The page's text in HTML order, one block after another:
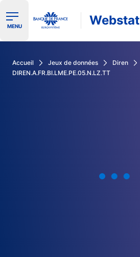
Ouvrir le menu de navigation
MENU Webstat
Accueil Jeux de données
Diren
DIREN.A.FR.BI.LME.PE.05.N.LZ.TT